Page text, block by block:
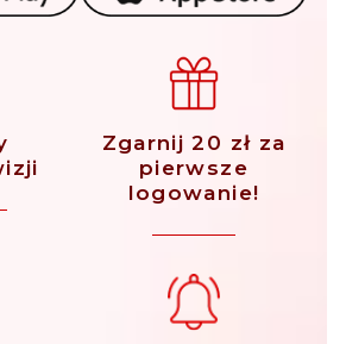
Zgarnij 20 zł za
pierwsze
logowanie!